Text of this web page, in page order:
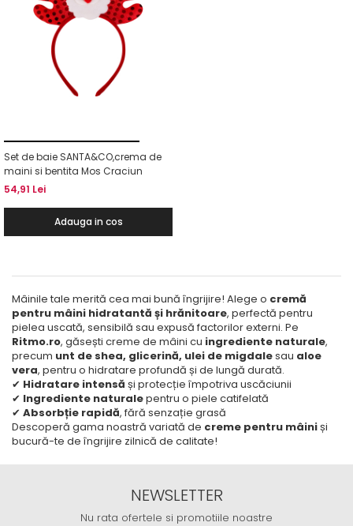
Set de baie SANTA&CO,crema de
maini si bentita Mos Craciun
54,91 Lei
Adauga in cos
Mâinile tale merită cea mai bună îngrijire! Alege o cremă
pentru mâini hidratantă și hrănitoare, perfectă pentru
pielea uscată, sensibilă sau expusă factorilor externi. Pe
Ritmo.ro, găsești creme de mâini cu ingrediente naturale,
precum unt de shea, glicerină, ulei de migdalesau aloe
vera, pentru o hidratare profundă și de lungă durată.
✔ Hidratare intensă și protecție împotriva uscăciunii
✔ Ingrediente naturalepentru o piele catifelată
✔ Absorbție rapidă, fără senzație grasă
Descoperă gama noastră variată de creme pentru mâiniși
bucură-te de îngrijire zilnică de calitate!
NEWSLETTER
Nu rata ofertele si promotiile noastre